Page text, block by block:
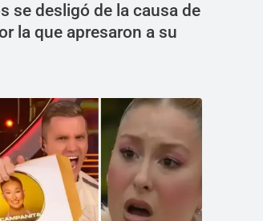
se desligó de la causa de
la que apresaron a su